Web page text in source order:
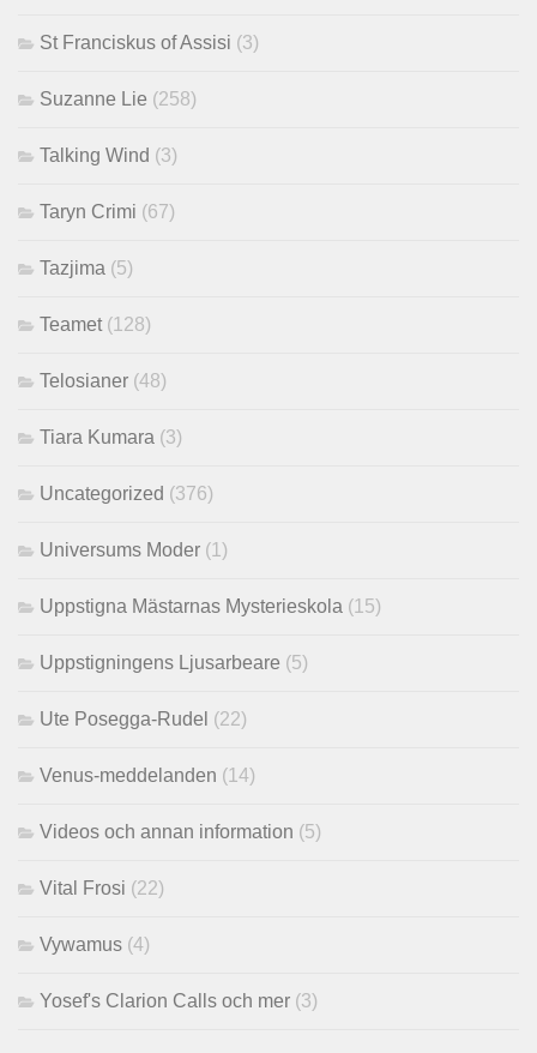
St Franciskus of Assisi (3)
Suzanne Lie (258)
Talking Wind (3)
Taryn Crimi (67)
Tazjima (5)
Teamet (128)
Telosianer (48)
Tiara Kumara (3)
Uncategorized (376)
Universums Moder (1)
Uppstigna Mästarnas Mysterieskola (15)
Uppstigningens Ljusarbeare (5)
Ute Posegga-Rudel (22)
Venus-meddelanden (14)
Videos och annan information (5)
Vital Frosi (22)
Vywamus (4)
Yosef's Clarion Calls och mer (3)